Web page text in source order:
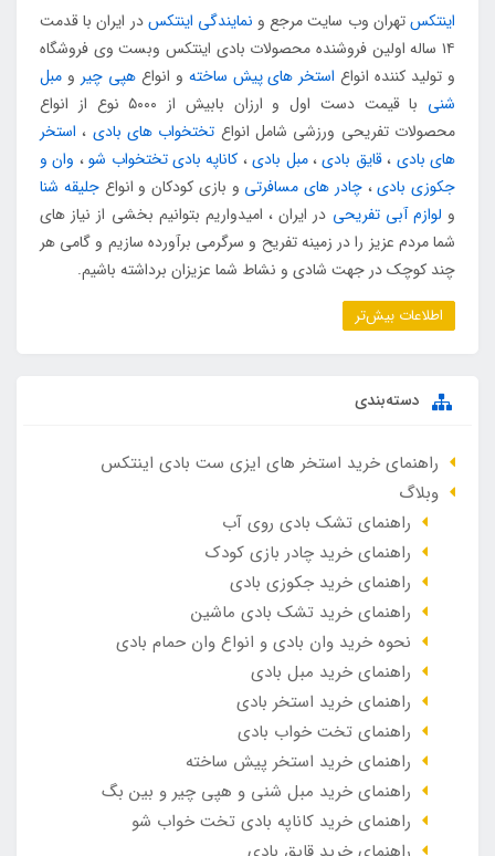
اینتکستهران وب سایت مرجع و نمایندگی اینتکسدر ایران با قدمت
۱۴ ساله اولین فروشنده محصولات بادی اینتکس وبست وی فروشگاه
و تولید کننده انواع استخر های پیش ساخته و انواعهپی چیر و مبل
شنی
با قیمت دست اول و ارزان بابیش از ۵۰۰۰ نوع از انواع
محصولات تفریحی ورزشی شامل انواع تختخواب های بادی ، استخر
های بادی ،قایق بادی،مبل بادی، کاناپه بادی تختخواب شو، وان و
جکوزی بادی،چادر های مسافرتی و بازی کودکان و انواعجلیقه شنا
و لوازم آبی تفریحی در ایران ، امیدواریم بتوانیم بخشی از نیاز های
شما مردم عزیز را در زمینه تفریح و سرگرمی برآورده سازیم و گامی هر
چند کوچک در جهت شادی و نشاط شما عزیزان برداشته باشیم.
اطلاعات بیش‌تر
دسته‌بندی
راهنمای خرید استخر های ایزی ست بادی اینتکس
وبلاگ
راهنمای تشک بادی روی آب
راهنمای خرید چادر بازی کودک
راهنمای خرید جکوزی بادی
راهنمای خرید تشک بادی ماشین
نحوه خرید وان بادی و انواع وان حمام بادی
راهنمای خرید مبل بادی
راهنمای خرید استخر بادی
راهنمای تخت خواب بادی
راهنمای خرید استخر پیش ساخته
راهنمای خرید مبل شنی و هپی چیر و بین بگ
راهنمای خرید کاناپه بادی تخت خواب شو